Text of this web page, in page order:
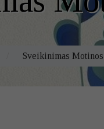
Sveikinimas